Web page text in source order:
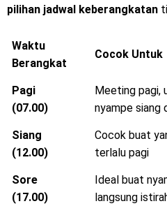
pilihan jadwal keberangkatan
Waktu
Berangkat
Cocok Untuk
Pagi
(07.00)
Meeting pagi,
nyampe siang
Siang
(12.00)
Cocok buat
terlalu pagi
Sore
(17.00)
Ideal buat
langsung